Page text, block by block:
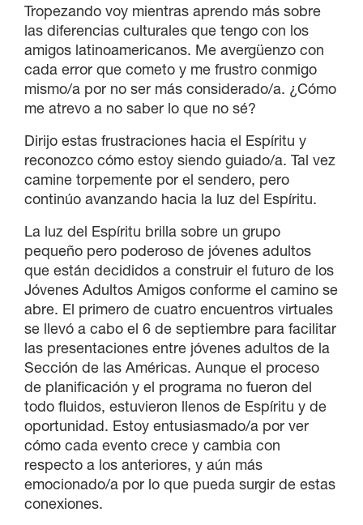
Tropezando voy mientras aprendo más sobre
las diferencias culturales que tengo con los
amigos latinoamericanos. Me avergüenzo con
cada error que cometo y me frustro conmigo
mismo/a por no ser más considerado/a. ¿Cómo
me atrevo a no saber lo que no sé?
Dirijo estas frustraciones hacia el Espíritu y
reconozco cómo estoy siendo guiado/a. Tal vez
camine torpemente por el sendero, pero
continúo avanzando hacia la luz del Espíritu.
La luz del Espíritu brilla sobre un grupo
pequeño pero poderoso de jóvenes adultos
que están decididos a construir el futuro de los
Jóvenes Adultos Amigos conforme el camino se
abre. El primero de cuatro encuentros virtuales
se llevó a cabo el 6 de septiembre para facilitar
las presentaciones entre jóvenes adultos de la
Sección de las Américas. Aunque el proceso
de planificación y el programa no fueron del
todo fluidos, estuvieron llenos de Espíritu y de
oportunidad. Estoy entusiasmado/a por ver
cómo cada evento crece y cambia con
respecto a los anteriores, y aún más
emocionado/a por lo que pueda surgir de estas
conexiones.